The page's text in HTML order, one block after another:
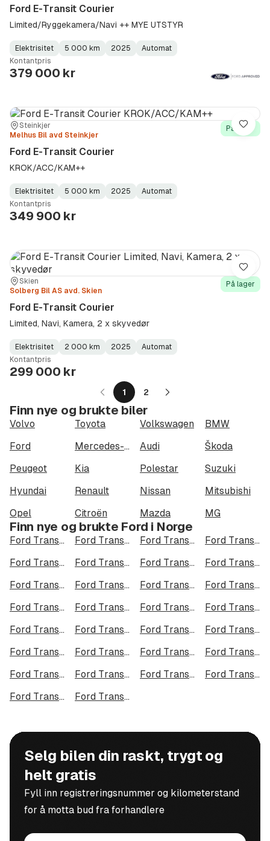
Ford E-Transit Courier
Limited/Ryggekamera/Navi ++ MYE UTSTYR
Fuel
Type:
Elektrisitet
Kilometerstand:
5 000 km
Model
Year:
2025
Gearbox
Type:
Automat
Kontantpris
379 000 kr
Sted:
Steinkjer
Forhandler:
Melhus Bil avd Steinkjer
På lager
Ford E-Transit Courier
KROK/ACC/KAM++
Fuel
Type:
Elektrisitet
Kilometerstand:
5 000 km
Model
Year:
2025
Gearbox
Type:
Automat
Kontantpris
349 900 kr
Lagre
Sted:
Skien
Forhandler:
Solberg Bil AS avd. Skien
På lager
Ford E-Transit Courier
Limited, Navi, Kamera, 2 x skyvedør
Fuel
Type:
Elektrisitet
Kilometerstand:
2 000 km
Model
Year:
2025
Gearbox
Type:
Automat
Kontantpris
299 000 kr
Lagre
1 2
Neste
Finn nye og brukte biler
Volvo Toyota Volkswagen
BMW
Ford
Mercedes-Benz Audi
Škoda
Peugeot
Kia Polestar
Suzuki
Hyundai
Renault Nissan
Mitsubishi
Opel
Citroën Mazda MG
Finn nye og brukte Ford i Norge
Ford Transit Courier i Oslo Ford Transit Courier i Bergen Ford Transit Courier i Trondheim
Ford Transit Courier i Stavanger
Ford Transit Courier i Kristiansand
Ford Transit Courier i Fredrikstad Ford Transit Courier i Drammen
Ford Transit Courier i Skien
Ford Transit Courier i Tromsø
Ford Transit Courier i Ålesund Ford Transit Courier i Moss
Ford Transit Courier i Porsgrunn
Ford Transit Courier i Bodø
Ford Transit Courier i Arendal Ford Transit Courier i Hamar
Ford Transit Courier i Larvik
Ford Transit Courier i Halden
Ford Transit Courier i Lillehammer Ford Transit Courier i Molde
Ford Transit Courier i Kongsberg
Ford Transit Courier i Harstad
Ford Transit Courier i Gjøvik Ford Transit Courier i Sarpsborg
Ford Transit Courier i Sandefjord
Ford Transit Courier i Kristiansund
Ford Transit Courier i Tromsdalen Ford Transit Courier i Narvik
Ford Transit Courier i Steinkjer
Ford Transit Courier i Haugesund
Ford Transit Courier i Alta
Selg bilen din raskt, trygt og
helt gratis
Fyll inn registreringsnummer og kilometerstand
for å motta bud fra forhandlere